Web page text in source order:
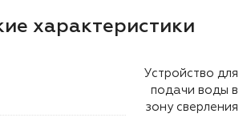
характеристики
Устройство для
подачи воды в
зону сверления